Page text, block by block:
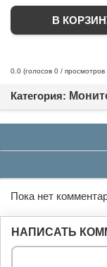
0.0 (голосов 0 / просмотров
Категория:
Пока нет
НАПИСАТЬ